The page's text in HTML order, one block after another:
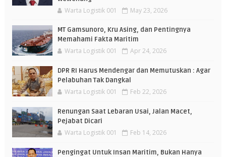
Warta Logistik 001 May 23, 2026
MT Gamsunoro, Kru Asing, dan Pentingnya
Memahami Fakta Maritim
Warta Logistik 001 Apr 24, 2026
DPR RI Harus Mendengar dan Memutuskan : Agar
Pelabuhan Tak Dangkal
Warta Logistik 001 Feb 22, 2026
Renungan Saat Lebaran Usai, Jalan Macet,
Pejabat Dicari
Warta Logistik 001 Feb 14, 2026
Pengingat Untuk Insan Maritim, Bukan Hanya